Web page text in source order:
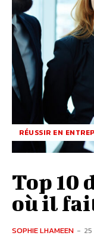
RÉUSSIR EN
Top 10
où il
SOPHIE LHAMEEN -